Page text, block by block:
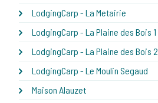
LodgingCarp - La Metairie
LodgingCarp - La Plaine des Bois 1
LodgingCarp - La Plaine des Bois 2
LodgingCarp - Le Moulin Segaud
Maison Alauzet